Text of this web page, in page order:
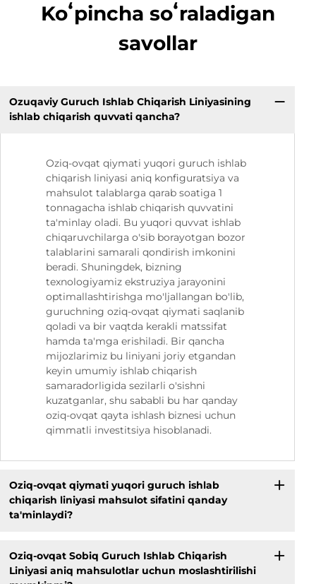
Koʻpincha soʻraladigan
savollar
Ozuqaviy Guruch Ishlab Chiqarish Liniyasining
ishlab chiqarish quvvati qancha?
Oziq-ovqat qiymati yuqori guruch ishlab
chiqarish liniyasi aniq konfiguratsiya va
mahsulot talablarga qarab soatiga 1
tonnagacha ishlab chiqarish quvvatini
ta'minlay oladi. Bu yuqori quvvat ishlab
chiqaruvchilarga o'sib borayotgan bozor
talablarini samarali qondirish imkonini
beradi. Shuningdek, bizning
texnologiyamiz ekstruziya jarayonini
optimallashtirishga mo'ljallangan bo'lib,
guruchning oziq-ovqat qiymati saqlanib
qoladi va bir vaqtda kerakli matssifat
hamda ta'mga erishiladi. Bir qancha
mijozlarimiz bu liniyani joriy etgandan
keyin umumiy ishlab chiqarish
samaradorligida sezilarli o'sishni
kuzatganlar, shu sababli bu har qanday
oziq-ovqat qayta ishlash biznesi uchun
qimmatli investitsiya hisoblanadi.
Oziq-ovqat qiymati yuqori guruch ishlab
chiqarish liniyasi mahsulot sifatini qanday
ta'minlaydi?
Oziq-ovqat Sobiq Guruch Ishlab Chiqarish
Liniyasi aniq mahsulotlar uchun moslashtirilishi